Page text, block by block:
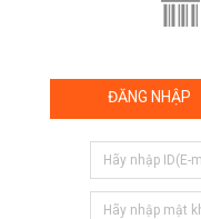
ĐĂNG NHẬP